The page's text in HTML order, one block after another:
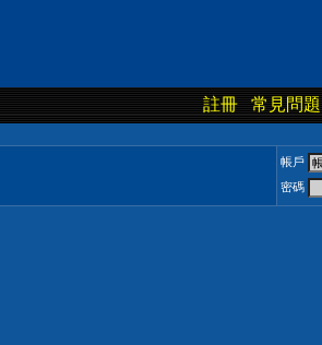
註冊 常見問題
帳戶
密碼